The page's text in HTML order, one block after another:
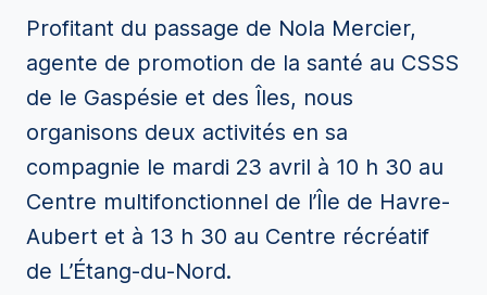
Profitant du passage de Nola Mercier,
agente de promotion de la santé au CSSS
de le Gaspésie et des Îles, nous
organisons deux activités en sa
compagnie le mardi 23 avril à 10 h 30 au
Centre multifonctionnel de l’Île de Havre-
Aubert et à 13 h 30 au Centre récréatif
de L’Étang-du-Nord.